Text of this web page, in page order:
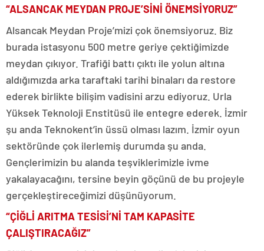
“ALSANCAK MEYDAN PROJE’SİNİ ÖNEMSİYORUZ”
Alsancak Meydan Proje’mizi çok önemsiyoruz. Biz
burada istasyonu 500 metre geriye çektiğimizde
meydan çıkıyor. Trafiği battı çıktı ile yolun altına
aldığımızda arka taraftaki tarihi binaları da restore
ederek birlikte bilişim vadisini arzu ediyoruz. Urla
Yüksek Teknoloji Enstitüsü ile entegre ederek. İzmir
şu anda Teknokent’in üssü olması lazım. İzmir oyun
sektöründe çok ilerlemiş durumda şu anda.
Gençlerimizin bu alanda teşviklerimizle ivme
yakalayacağını, tersine beyin göçünü de bu projeyle
gerçekleştireceğimizi düşünüyorum.
“ÇİĞLİ ARITMA TESİSİ’Nİ TAM KAPASİTE
ÇALIŞTIRACAĞIZ”